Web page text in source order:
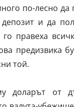
по-лесно да
и да
го правеха
предизвика
той.
доларът от